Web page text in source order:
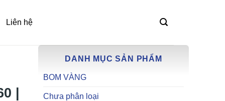
Liên hệ
DANH MỤC SẢN PHẨM
BOM VÀNG
Chưa phân loại
|